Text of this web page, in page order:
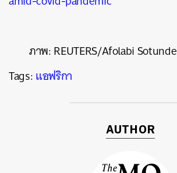
ภาพ:REUTERS/Afolabi Sotunde
Tags:แอฟริกา
AUTHOR